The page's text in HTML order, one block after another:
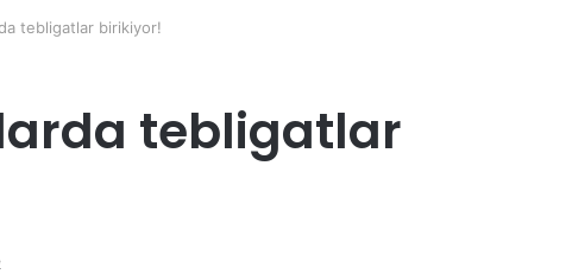
tebligatlar birikiyor!
tebligatlar